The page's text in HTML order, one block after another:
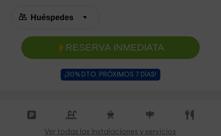
RESERVA INMEDIATA
¡30% DTO. PRÓXIMOS 7 DÍAS!
Ver todas las instalaciones y servicios